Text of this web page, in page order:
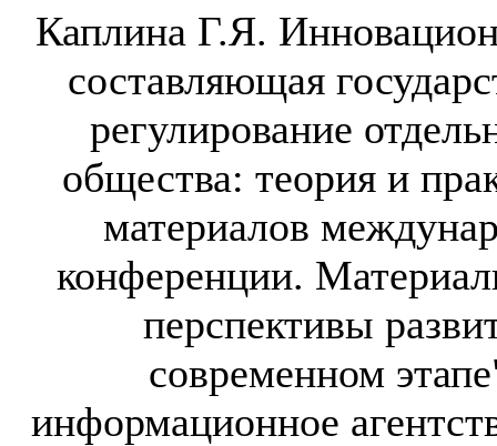
Каплина Г.Я.
составляющая
регулирование
общества: теория и
материалов
конференции.
перспективы
современном
информационное